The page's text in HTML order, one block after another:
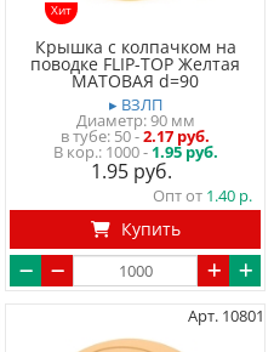
Хит
Крышка с колпачком на
поводке FLIP-TOP Желтая
МАТОВАЯ d=90
▸ ВЗЛП
Диаметр: 90 мм
в тубе 50-2.17 руб.
1000 - 1.95 руб.
1.95
Опт от 1.40
Купить
Арт. 10801